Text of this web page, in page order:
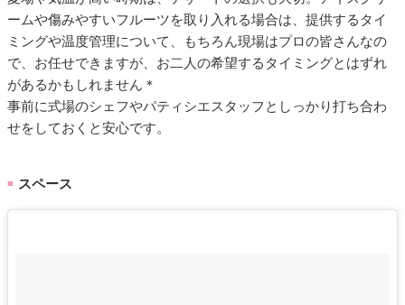
ームや傷みやすいフルーツを取り入れる場合は、提供するタイ
ミングや温度管理について、もちろん現場はプロの皆さんなの
で、お任せできますが、お二人の希望するタイミングとはずれ
があるかもしれません＊
事前に式場のシェフやパティシエスタッフとしっかり打ち合わ
せをしておくと安心です。
■ スペース